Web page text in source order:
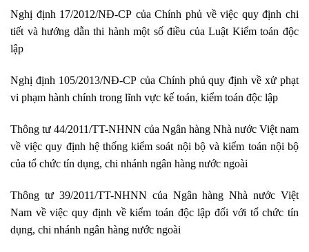
Nghị định 17/2012/NĐ-CP của Chính phủ về việc quy định chi
tiết và hướng dẫn thi hành một số điều của Luật Kiểm toán độc
lập
Nghị định 105/2013/NĐ-CP của Chính phủ quy định về xử phạt
vi phạm hành chính trong lĩnh vực kế toán, kiểm toán độc lập
Thông tư 44/2011/TT-NHNN của Ngân hàng Nhà nước Việt nam
về việc quy định hệ thống kiểm soát nội bộ và kiểm toán nội bộ
của tổ chức tín dụng, chi nhánh ngân hàng nước ngoài
Thông tư 39/2011/TT-NHNN của Ngân hàng Nhà nước Việt
Nam về việc quy định về kiểm toán độc lập đối với tổ chức tín
dụng, chi nhánh ngân hàng nước ngoài